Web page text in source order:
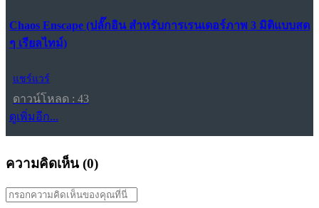
Chaos Enscape (ปลั๊กอิน สำหรับการเรนเดอร์ภาพ 3 มิติแบบสด
ๆ เรียลไทม์)
แชร์แวร์
ดาวน์โหลด : 43
ดูเพิ่มอีก...
ความคิดเห็น (0)